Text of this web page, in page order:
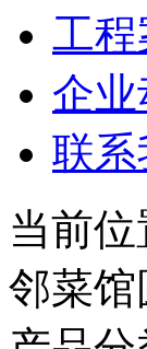
工程
企
联系
当前位
邻菜馆